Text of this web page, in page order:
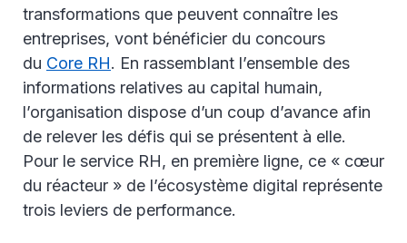
transformations que peuvent connaître les
entreprises, vont bénéficier du concours
du Core RH. En rassemblant l’ensemble des
informations relatives au capital humain,
l’organisation dispose d’un coup d’avance afin
de relever les défis qui se présentent à elle.
Pour le service RH, en première ligne, ce « cœur
du réacteur » de l’écosystème digital représente
trois leviers de performance.